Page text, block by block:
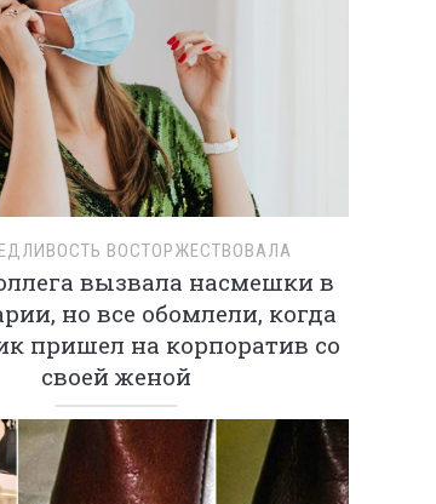
ВОСТОРЖЕСТВОВАЛА
вызвала насмешки в
но все обомлели, когда
пришел на корпоратив со
своей женой